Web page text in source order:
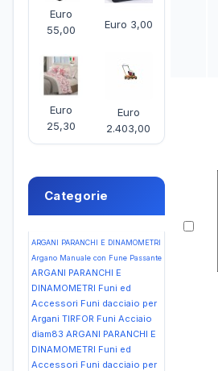
Euro
55,00
Euro 3,00
Euro
25,30
Euro
2.403,00
Categorie
ARGANI PARANCHI E DINAMOMETRI
Argano Manuale con Fune Passante
ARGANI PARANCHI E
DINAMOMETRI Funi ed
Accessori Funi dacciaio per
Argani TIRFOR Funi Acciaio
diam83 ARGANI PARANCHI E
DINAMOMETRI Funi ed
Accessori Funi dacciaio per